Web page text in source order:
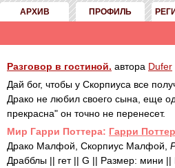
АРХИВ ПРОФИЛЬ
Разговор в гостиной. автора Dufer
Дай бог, чтобы у Скорпиуса все
Драко не любил своего сына, еще
прекрасна" он точно не перенесет.
Mир Гарри Поттера: Гарри Поттер
Драко Малфой, Скорпиус Малфой,
Драбблы || гет || G || Размер: мини ||